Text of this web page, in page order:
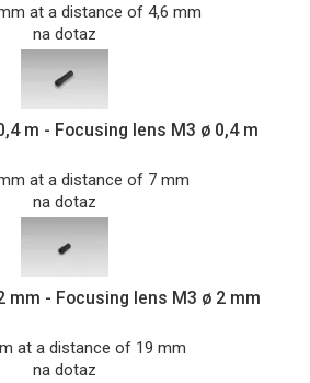
at a distance of 4,6 mm
na dotaz
m - Focusing lens M3 ø 0,4 m
at a distance of 7 mm
na dotaz
mm - Focusing lens M3 ø 2 mm
at a distance of 19 mm
na dotaz